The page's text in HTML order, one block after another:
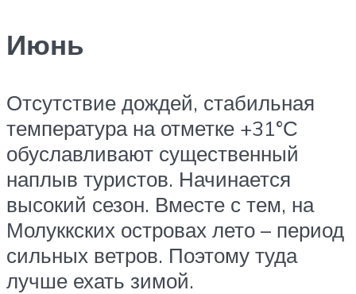
Июнь
Отсутствие дождей, стабильная
температура на отметке +31°С
обуславливают существенный
наплыв туристов. Начинается
высокий сезон. Вместе с тем, на
Молуккских островах лето – период
сильных ветров. Поэтому туда
лучше ехать зимой.